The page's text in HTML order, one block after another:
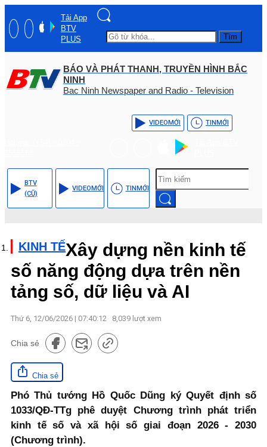
Tải App
BTV
PLUS
Tìm
BÁO VÀ PHÁT THANH, TRUYỀN HÌNH BẮC
NINH
Bac Ninh Newspaper and Radio - Television
VIDEOMỚI TINMỚI
BTV
(CŨ)
VIDEOMỚI TINMỚI
KINH TẾXây dựng nền kinh tế
số năng động dựa trên nền
tảng số, dữ liệu và AI
Thứ 6, 12/06/2026 | 07:40:12 8,039 lượt xem
Chia sẻ
Chia sẻ
Phó Thủ tướng Hồ Quốc Dũng ký Quyết định số
1033/QĐ-TTg phê duyệt Chương trình phát triển
kinh tế số và xã hội số giai đoạn 2026 - 2030
(Chương trình).